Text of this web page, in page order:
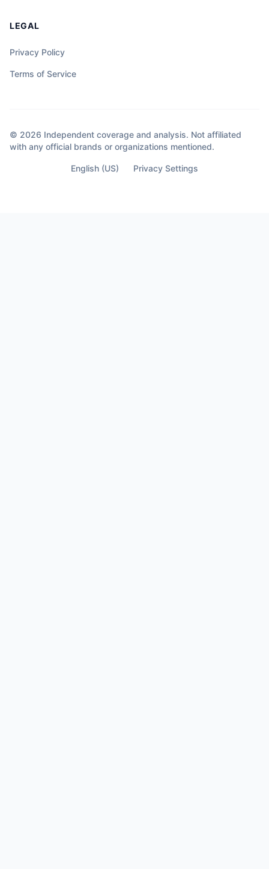
LEGAL
Privacy Policy
Terms of Service
© 2026 Independent coverage and analysis. Not affiliated
with any official brands or organizations mentioned.
English (US) Privacy Settings